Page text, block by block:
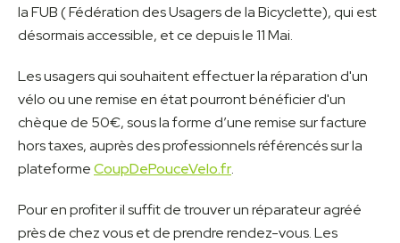
la FUB ( Fédération des Usagers de la Bicyclette), qui est
désormais accessible, et ce depuis le 11 Mai.
Les usagers qui souhaitent effectuer la réparation d'un
vélo ou une remise en état pourront bénéficier d'un
chèque de 50€, sous la forme d’une remise sur facture
hors taxes, auprès des professionnels référencés sur la
plateformeCoupDePouceVelo.fr.
Pour en profiter il suffit de trouver un réparateur agréé
près de chez vous et de prendre rendez-vous. Les